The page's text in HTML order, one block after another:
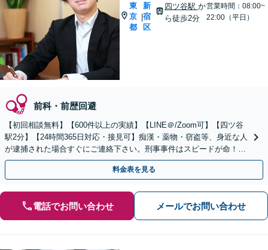
東
京
都
|
新
宿
区
四ツ谷駅 か
ら徒歩2分
営業時間：08:00~
22:00（平日）
前科・前歴回避
【初回相談無料】【600件以上の実績】【LINE＠/Zoom可】【四ツ谷
駅2分】【24時間365日対応・接見可】痴漢・薬物・窃盗等、身近な人
が逮捕された場合すぐにご連絡下さい。刑事事件はスピードが命！依
頼者の社会人生命を守ります。
料金表を見る
電話でお問い合わせ メールでお問い合わせ